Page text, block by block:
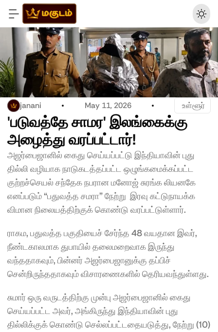
janani May 11, 2026 உள்ளூர்
'படுவத்தே சாமர' இலங்கைக்கு
அழைத்து வரப்பட்டார்!
அஜர்பைஜானில் கைது செய்யப்பட்டு இந்தியாவின் புது
தில்லி வழியாக நாடுகடத்தப்பட்ட ஒழுங்கமைக்கப்பட்ட
குற்றச்செயல் சந்தேக நபரான மனோஜ் சுரங்க லியனகே
எனப்படும் “பதுவத்த சமரா” நேற்று  இரவு கட்டுநாயக்க
விமான நிலையத்திற்குக் கொண்டு வரப்பட்டுள்ளார்.
ராகம, பதுவத்த பகுதியைச் சேர்ந்த 48 வயதான இவர்,
நீண்டகாலமாக துபாயில் தலைமறைவாக இருந்து
வந்ததாகவும், பின்னர் அஜர்பைஜானுக்கு தப்பிச்
சென்றிருந்ததாகவும் விசாரணைகளில் தெரியவந்துள்ளது.
சுமார் ஒரு வருடத்திற்கு முன்பு அஜர்பைஜானில் கைது
செய்யப்பட்ட அவர், அங்கிருந்து இந்தியாவின் புது
தில்லிக்குக் கொண்டு செல்லப்பட்டதையடுத்து, நேற்று (10)